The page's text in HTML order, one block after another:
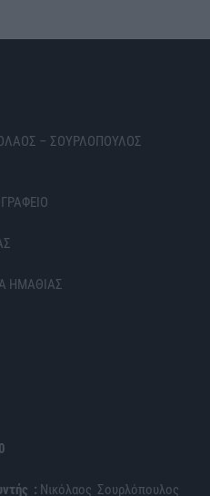
– ΣΟΥΡΛΟΠΟΥΛΟΣ
ΗΜΑΘΙΑΣ
: Νικόλαος Σουρλόπουλος